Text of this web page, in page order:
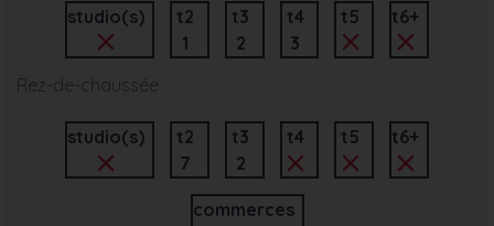
studio(s)
t2
1
t3
2
t4
3
t5 t6+
Rez-de-chaussée
studio(s)
t2
7
t3
2
t4 t5 t6+
commerces